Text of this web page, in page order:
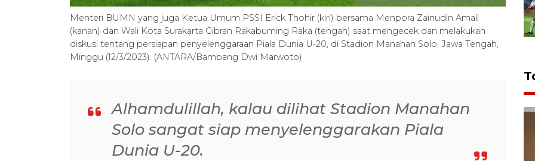
Menteri BUMN yang juga Ketua Umum PSSI Erick Thohir (kiri) bersama Menpora Zainudin Amali
(kanan) dan Wali Kota Surakarta Gibran Rakabuming Raka (tengah) saat mengecek dan melakukan
diskusi tentang persiapan penyelenggaraan Piala Dunia U-20, di Stadion Manahan Solo, Jawa Tengah,
Minggu (12/3/2023). (ANTARA/Bambang Dwi Marwoto)
Alhamdulillah, kalau dilihat Stadion Manahan
Solo sangat siap menyelenggarakan Piala
Dunia U-20.